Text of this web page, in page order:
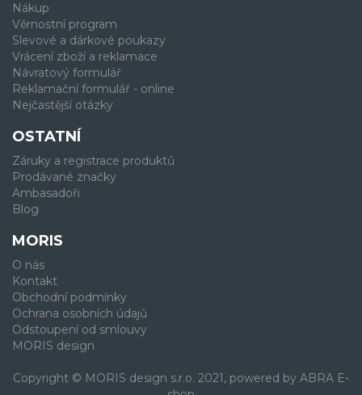
Nákup
Věrnostní program
Slevové a dárkové poukazy
Vrácení zboží a reklamace
Návratový formulář
Reklamační formulář - online
Nejčastější otázky
OSTATNÍ
Záruky a registrace produktů
Prodávané značky
Ambasadoři
Blog
MORIS
O nás
Kontakt
Obchodní podmínky
Ochrana osobních údajů
Odstoupení od smlouvy
MORIS design
Copyright © MORIS design s.r.o. 2021, powered by ABRA E-